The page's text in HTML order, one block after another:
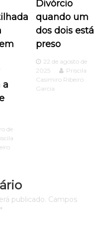
a
de
Divórcio
quando um
dos dois está
preso
22 de agosto de
2025
Priscila
Casimiro Ribeiro
Garcia
publicado. Campos
*